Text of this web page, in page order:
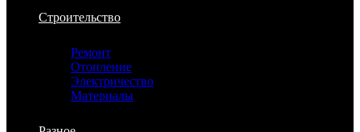
Строительство
Ремонт
Отопление
Электричество
Материалы